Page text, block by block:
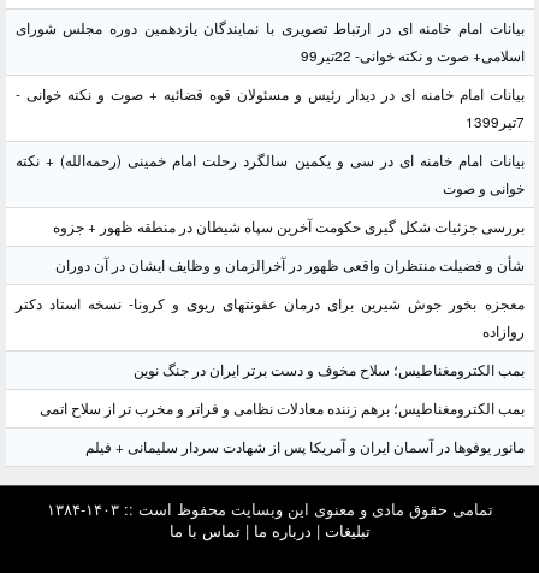
بیانات امام خامنه ای در ارتباط تصویری با نمایندگان یازدهمین دوره مجلس شورای
اسلامی+ صوت و نکته خوانی- 22تیر99
بیانات امام خامنه ای در دیدار رئیس و مسئولان قوه قضائیه + صوت و نکته خوانی -
7تیر1399
بیانات امام خامنه ای در سی و یکمین سالگرد رحلت امام خمینی (رحمه‌الله) + نکته
خوانی و صوت
بررسی جزئیات شکل گیری حکومت آخرین سپاه شیطان در منطقه ظهور + جزوه
شأن و فضیلت منتظران واقعی ظهور در آخرالزمان و وظایف ایشان در آن دوران
معجزه بخور جوش شیرین برای درمان عفونتهای ریوی و کرونا- نسخه استاد دکتر
روازاده
بمب الکترومغناطیس؛ سلاح مخوف و دست برتر ایران در جنگ نوین
بمب الکترومغناطیس؛ برهم زننده معادلات نظامی و فراتر و مخرب تر از سلاح اتمی
مانور یوفوها در آسمان ایران و آمریکا پس از شهادت سردار سلیمانی + فیلم
تمامی حقوق مادی و معنوی این وبسایت محفوظ است :: ۱۴۰۳-۱۳۸۴
تبلیغات | درباره ما |تماس با ما